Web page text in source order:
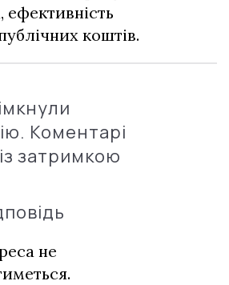
ефективність
коштів.
Коментарі
затримкою
не